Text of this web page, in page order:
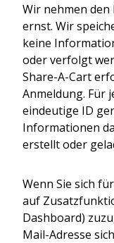
Wir nehmen
ernst. Wir
keine
oder verfolgt
Share-A-Cart
Anmeldung. Für
eindeutige ID
Informationen
erstellt oder
Wenn Sie sich
auf
Dashboard)
Mail-Adresse